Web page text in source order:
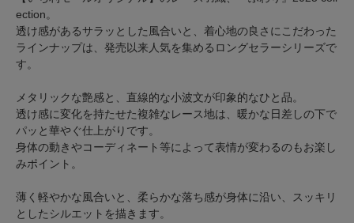
ection。
透け感があるサラッとした風合いと、着心地の良さにこだわった
ラインナップは、発売以来人気を集めるロングセラーシリーズで
す。
メタリックな艶感と、直線的な小波文が印象的なひと品。
透け感に変化を持たせた複雑なレース地は、暖かな日差しの下で
パッと華やぐ仕上がりです。
身体の動きやコーディネート等によって表情が変わるのもお楽し
みポイント。
薄く軽やかな風合いと、柔らかな落ち感が身体に沿い、スッキリ
としたシルエットを描きます。